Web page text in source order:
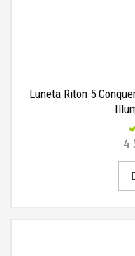
Luneta Riton 5
4